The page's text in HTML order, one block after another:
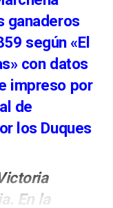
ganaderos
según «El
con datos
impreso por
de
los Duques
En la